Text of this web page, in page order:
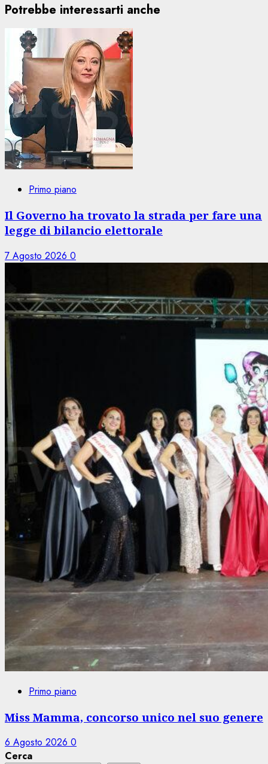
Potrebbe interessarti anche
Primo piano
Il Governo ha trovato la strada per fare una
legge di bilancio elettorale
7 Agosto 2026 0
Primo piano
Miss Mamma, concorso unico nel suo genere
6 Agosto 2026 0
Cerca